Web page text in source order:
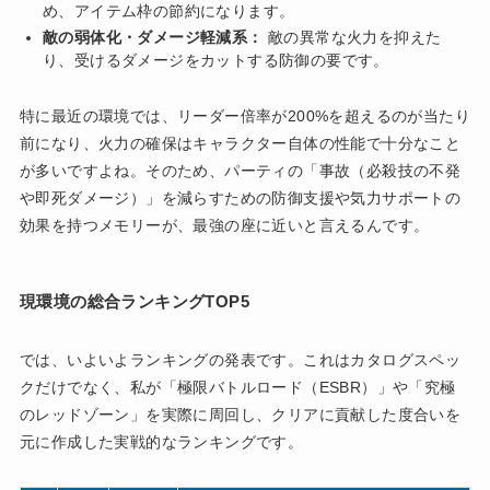
め、アイテム枠の節約になります。
敵の弱体化・ダメージ軽減系：
敵の異常な火力を抑えた
り、受けるダメージをカットする防御の要です。
特に最近の環境では、リーダー倍率が200%を超えるのが当たり
前になり、火力の確保はキャラクター自体の性能で十分なこと
が多いですよね。そのため、パーティの「事故（必殺技の不発
や即死ダメージ）」を減らすための防御支援や気力サポートの
効果を持つメモリーが、最強の座に近いと言えるんです。
現環境の総合ランキングTOP5
では、いよいよランキングの発表です。これはカタログスペッ
クだけでなく、私が「極限バトルロード（ESBR）」や「究極
のレッドゾーン」を実際に周回し、クリアに貢献した度合いを
元に作成した実戦的なランキングです。